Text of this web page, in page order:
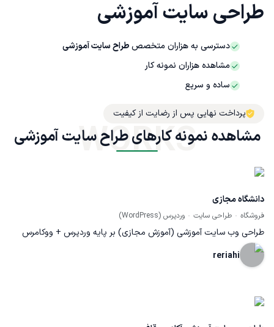
طراحی سایت آموزشی
دسترسی به هزاران متخصصطراح سایت آموزشی
مشاهده هزاران نمونه کار
ساده و سریع
پرداخت نهایی پس از رضایت از کیفیت
مشاهده نمونه کارهای طراح سایت آموزشی
WORKS
دانشگاه مجازی
فروشگاه طراحی سایت وردپرس (WordPress)
طراحی وب سایت آموزشی (آموزش مجازی) بر پایه وردپرس + ووکامرس
reriahi